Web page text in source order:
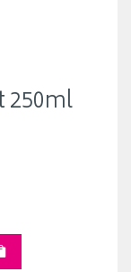
250ml